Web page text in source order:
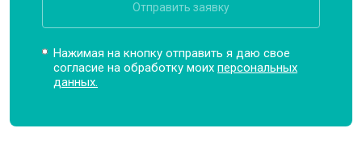
Отправить заявку
Нажимая на кнопку отправить я даю свое
согласие на обработку моихперсональных
данных.